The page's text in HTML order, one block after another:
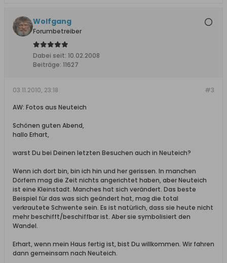
Wolfgang
Forumbetreiber
Dabei seit: 10.02.2008
Beiträge: 11627
#3
03.11.2010, 23:18
AW: Fotos aus Neuteich
Schönen guten Abend,
hallo Erhart,
warst Du bei Deinen letzten Besuchen auch in Neuteich?
Wenn ich dort bin, bin ich hin und her gerissen. In manchen
Dörfern mag die Zeit nichts angerichtet haben, aber Neuteich
ist eine Kleinstadt. Manches hat sich verändert. Das beste
Beispiel für das was sich geändert hat, mag die total
verkrautete Schwente sein. Es ist natürlich, dass sie heute nicht
mehr beschifft/beschiffbar ist. Aber sie symbolisiert den
Wandel.
Erhart, wenn mein Haus fertig ist, bist Du willkommen. Wir fahren
dann gemeinsam nach Neuteich.